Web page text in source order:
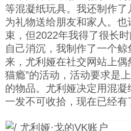
等混凝纸玩具。我还制作
为礼物送给朋友和家人。
束，但2022年我得了很长
自己消沉，我制作了一个鲸
来，尤利娅在社交网站上偶
猫瘾”的活动，活动要求是
的物品。尤利娅决定用混
一发不可收拾，现在已经有